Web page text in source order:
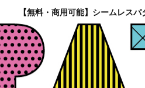
【無料・商用可能】シームレス